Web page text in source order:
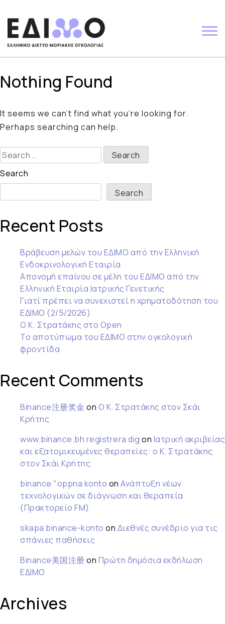
to
content
Nothing Found
It seems we can’t find what you’re looking for.
Perhaps searching can help.
Search
for:
Search
Search
Recent Posts
Βράβευση μελών του ΕΔΙΜΟ από την Ελληνική
Ενδοκρινολογική Εταιρία
Απονομή επαίνου σε μέλη του ΕΔΙΜΟ από την
Ελληνική Εταιρία Ιατρικής Γενετικής
Γιατί πρέπει να συνεχιστεί η χρηματοδότηση του
ΕΔΙΜΟ (2/5/2026)
Ο Κ. Στρατάκης στο Open
Το αποτύπωμα του ΕΔΙΜΟ στην ογκολογική
φροντίδα
Recent Comments
Binance注册奖金 on Ο Κ. Στρατάκης στον Σκάι
Κρήτης
www.binance.bh registrera dig on Ιατρική ακριβείας
και εξατομικευμένες θεραπείες: ο Κ. Στρατάκης
στον Σκάι Κρήτης
binance "oppna konto on Ανάπτυξη νέων
τεχνολογικών σε διάγνωση και θεραπεία
(Πρακτορείο FM)
skapa binance-konto on Διεθνές συνέδριο για τις
σπάνιες παθήσεις
Binance美国注册on Πρώτη δημόσια εκδήλωση
ΕΔΙΜΟ
Archives